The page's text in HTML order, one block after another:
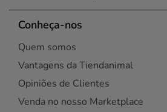
Conheça-nos
Quem somos
Vantagens da Tiendanimal
Opiniões de Clientes
Venda no nosso Marketplace